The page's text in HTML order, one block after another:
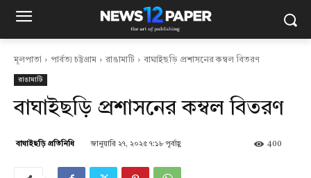
মূলপাতা পার্বত্য চট্টগ্রাম রাঙামাটি বাঘাইছড়ি প্রশাসনের কম্বল বিতরণ
রাঙামাটি
বাঘাইছড়ি প্রশাসনের কম্বল বিতরণ
বাঘাইছড়ি প্রতিনিধি জানুয়ারি ২৭, ২০২৫ ৭:১৮ পূর্বাহ্ণ 400